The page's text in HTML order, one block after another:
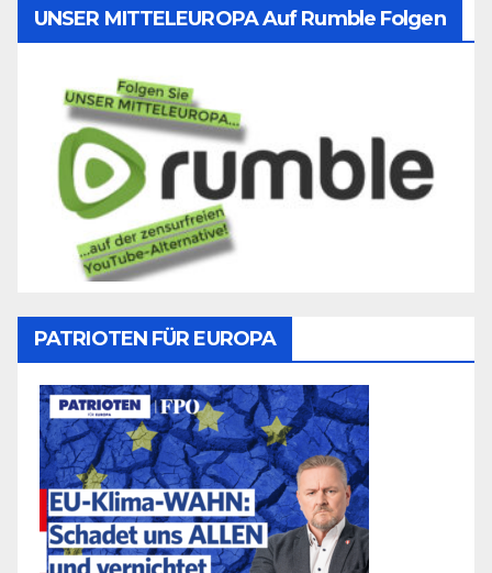
UNSER MITTELEUROPA Auf Rumble Folgen
PATRIOTEN FÜR EUROPA